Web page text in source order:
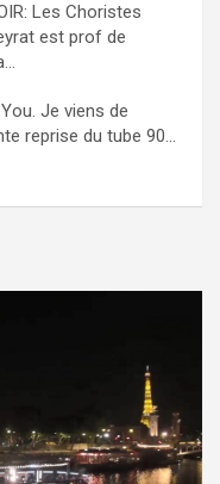
Les Choristes
est prof de
Je viens de
reprise du tube 90...